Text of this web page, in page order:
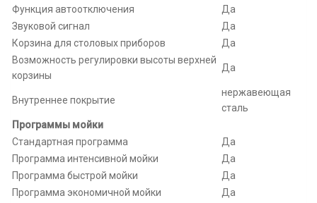
Функция автоотключения
Да
Звуковой сигнал
Да
Корзина для столовых приборов
Да
Возможность регулировки высоты верхней
корзины
Да
Внутреннее покрытие
нержавеющая
сталь
Программы мойки
Стандартная программа
Да
Программа интенсивной мойки
Да
Программа быстрой мойки
Да
Программа экономичной мойки
Да